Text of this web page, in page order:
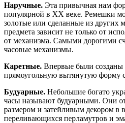
Наручные. Эта привычная нам
популярной в ХХ веке. Ремешки
золотые или сделанные из других
предмета зависит не только от
от механизма. Самыми дорогими
часовые механизмы.
Каретные. Впервые были
прямоугольную вытянутую форму с
Будуарные. Небольшие богато
часы называют будуарными. Они
размером и затейливым декором в
переливающихся перламутров и